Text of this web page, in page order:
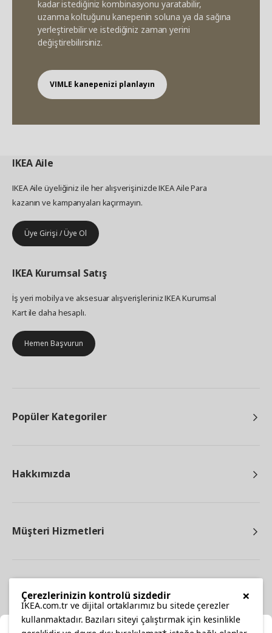
kadar istediğiniz kombinasyonu yaratabilir,
uzanma koltuğunu kanepenin soluna ya da sağına
yerleştirebilir ve istediğiniz zaman yerini
değiştirebilirsiniz.
VIMLE kanepenizi planlayın
IKEAAile
IKEA Aile üyeliğiniz ile her alışverişinizde IKEA Aile Para
kazanın ve kampanyaları kaçırmayın.
Üye Girişi / Üye Ol
IKEA Kurumsal Satış
İş yeri mobilya ve aksesuar alışverişleriniz IKEA Kurumsal
Kart ile daha hesaplı.
Hemen Başvurun
Popüler Kategoriler
Hakkımızda
Müşteri Hizmetleri
×
Çerezlerinizin kontrolü sizdedir
IKEA.com.tr ve dijital ortaklarımız bu sitede çerezler
kullanmaktadır. Bazıları siteyi çalıştırmak için kesinlikle